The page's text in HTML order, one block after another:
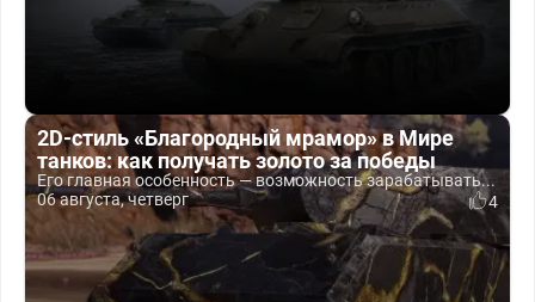
2D-стиль «Благородный мрамор» в Мире
танков: как получать золото за победы
Его главная особенность — возможность зарабатывать...
06 августа, четверг
4